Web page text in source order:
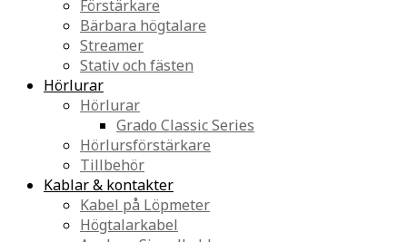
Förstärkare
Bärbara högtalare
Streamer
Stativ och fästen
Hörlurar
Hörlurar
Grado Classic Series
Hörlursförstärkare
Tillbehör
Kablar & kontakter
Kabel på Löpmeter
Högtalarkabel